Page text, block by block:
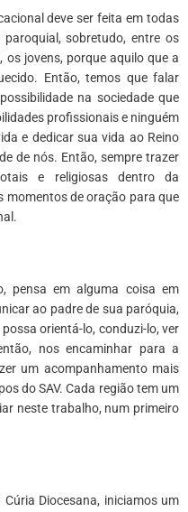
deve ser feita em todas
sobretudo, entre os
jovens, porque aquilo que a
Então, temos que falar
na sociedade que
profissionais e ninguém
e dedicar sua vida ao Reino
de nós. Então, sempre trazer
e religiosas dentro da
momentos de oração para que
pensa em alguma coisa em
ao padre de sua paróquia,
orientá-lo, conduzi-lo, ver
nos encaminhar para a
um acompanhamento mais
do SAV. Cada região tem um
neste trabalho, num primeiro
Diocesana, iniciamos um